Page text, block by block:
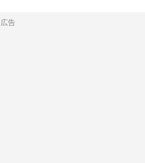
広告